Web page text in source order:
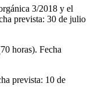
3/2018 y el
prevista: 30 de julio
horas). Fecha
prevista: 10 de